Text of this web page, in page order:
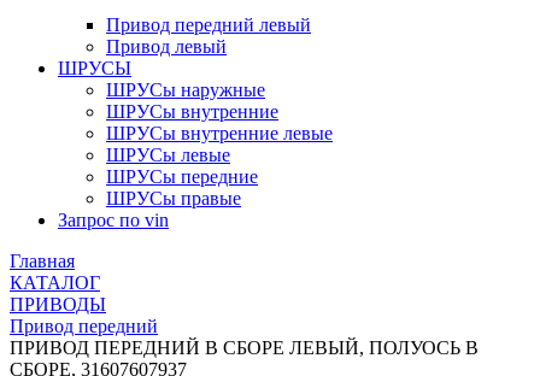
Привод передний левый
Привод левый
ШРУСЫ
ШРУСы наружные
ШРУСы внутренние
ШРУСы внутренние левые
ШРУСы левые
ШРУСы передние
ШРУСы правые
Запрос по vin
Главная
КАТАЛОГ
ПРИВОДЫ
Привод передний
ПРИВОД ПЕРЕДНИЙ В СБОРЕ ЛЕВЫЙ, ПОЛУОСЬ В
СБОРЕ, 31607607937